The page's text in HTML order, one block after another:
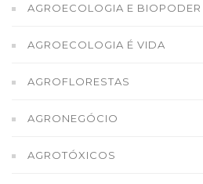
AGROECOLOGIA E
AGROECOLOGIA É VIDA
AGROFLORESTAS
AGRONEGÓCIO
AGROTÓXICOS